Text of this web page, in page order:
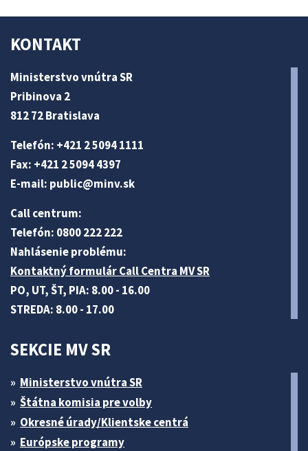
KONTAKT
Ministerstvo vnútra SR
Pribinova 2
812 72 Bratislava
Telefón: +421 2 5094 1111
Fax: +421 2 5094 4397
E-mail: public@minv.sk
Call centrum:
Telefón: 0800 222 222
Nahlásenie problému:
Kontaktný formulár Call Centra MV SR
PO, UT, ŠT, PIA: 8.00 - 16.00
STREDA: 8.00 - 17.00
SEKCIE MV SR
Ministerstvo vnútra SR
Štátna komisia pre volby
Okresné úrady/Klientske centrá
Európske programy